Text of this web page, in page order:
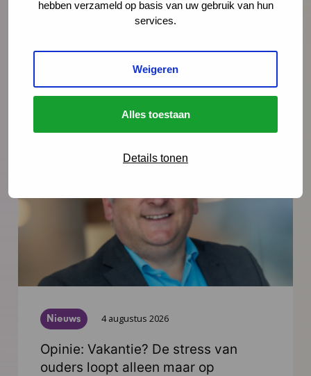
hebben verzameld op basis van uw gebruik van hun
services.
Weigeren
Alles toestaan
Details tonen
Meer nieuws
Nieuws 4 augustus 2026
Opinie: Vakantie? De stress van
ouders loopt alleen maar op